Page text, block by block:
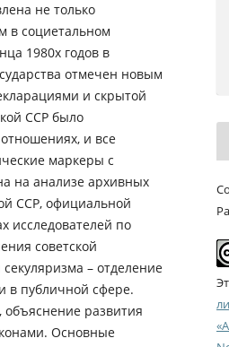
не только
в социетальном
1980х годов в
отмечен новым
и скрытой
ССР было
и все
маркеры с
на анализе архивных
ССР, официальной
исследователей по
советской
– отделение
в публичной сфере.
объяснение развития
Основные